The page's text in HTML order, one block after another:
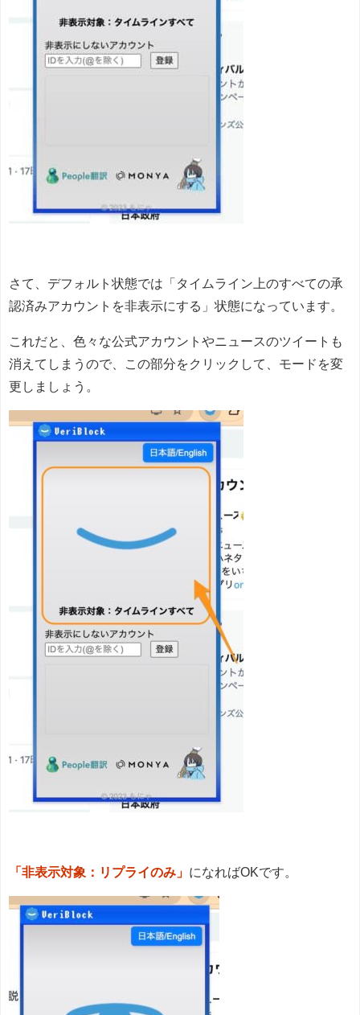
さて、デフォルト状態では「タイムライン上のすべての承
認済みアカウントを非表示にする」状態になっています。
これだと、色々な公式アカウントやニュースのツイートも
消えてしまうので、この部分をクリックして、モードを変
更しましょう。
「非表示対象：リプライのみ」 になればOKです。